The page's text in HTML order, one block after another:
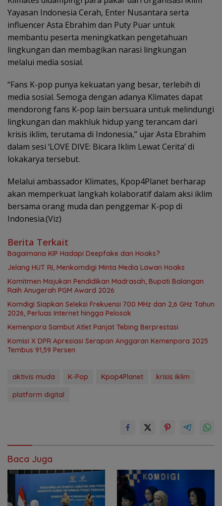
Yayasan Indonesia Cerah, Enter Nusantara serta
influencer Asta Ebrahim dan Puty Puar untuk
membantu peserta meningkatkan pengetahuan
lingkungan dan membagikan narasi lingkungan
melalui media sosial.
“Fans K-pop punya kekuatan yang besar, terlebih di
media sosial. Semoga dengan adanya Klimates dapat
mendorong fans K-pop lain bersuara untuk melindungi
lingkungan dan makhluk hidup yang terancam dari
krisis iklim, terutama di Indonesia,” ujar Asta Ebrahim
dalam sesi ‘LOVE DIVE: Bicara Iklim Lewat Cerita’ di
lokakarya tersebut.
Melalui ambassador Klimates, Kpop4Planet berharap
akan memperkuat langkah kolaboratif dalam aksi iklim
bersama orang muda dan penggemar K-pop di
Indonesia.(Viz)
Berita Terkait
Bagaimana KIP Hadapi Deepfake dan Hoaks?
Jelang HUT RI, Menkomdigi Minta Media Lawan Hoaks
Komitmen Majukan Pendidikan Madrasah, Bupati Balangan
Raih Anugerah PGM Award 2026
Komdigi Siapkan Seleksi Frekuensi 700 MHz dan 2,6 GHz Tahun
2026, Perluas Internet hingga Pelosok
Kemenpora Sambut Atlet Panjat Tebing Berprestasi
Komisi X DPR Apresiasi Serapan Anggaran Kemenpora 2025
Tembus 91,59 Persen
aktivis muda K-Pop Kpop4Planet
krisis iklim
platform digital
Baca Juga